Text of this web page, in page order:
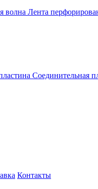
волна Лента
Соединительная
Контакты